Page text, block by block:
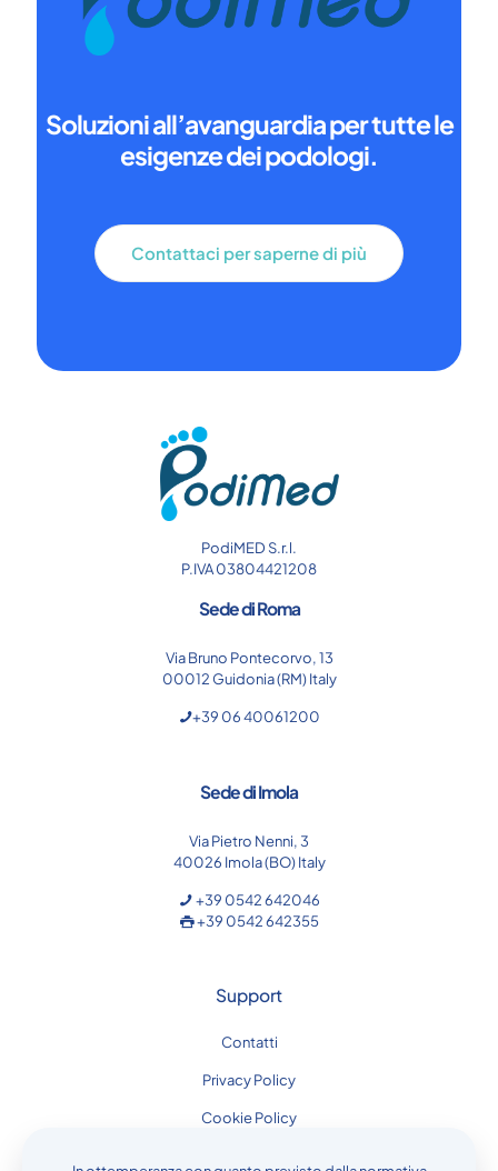
Soluzioni all’avanguardia per tutte le
esigenze dei podologi.
Contattaci per saperne di più
PodiMED S.r.l.
P.IVA 03804421208
Sede di Roma
Via Bruno Pontecorvo, 13
00012 Guidonia (RM) Italy
+39 06 40061200
Sede di Imola
Via Pietro Nenni, 3
40026 Imola (BO) Italy
+39 0542 642046
+39 0542 642355
Support
Contatti
Privacy Policy
Cookie Policy